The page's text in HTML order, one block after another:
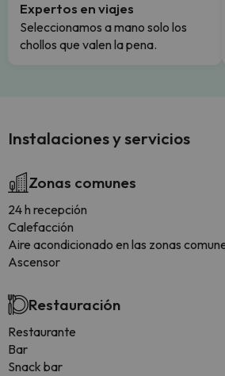
Expertos en viajes
Seleccionamos a mano solo los
chollos que valen la pena.
Instalaciones y servicios
Zonas comunes
24 h recepción
Calefacción
Aire acondicionado en las zonas
Ascensor
Restauración
Restaurante
Bar
Snack bar